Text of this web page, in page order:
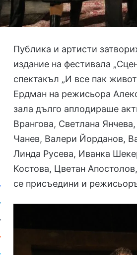
Публика и артисти
издание на фестивала
спектакъл „И все пак
Ердман на режисьора
зала дълго аплодираше
Врангова, Светлана
Чанев, Валери Йорданов,
Линда Русева, Иванка
Костова, Цветан
се присъедини и